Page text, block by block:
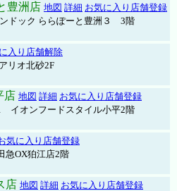
豊洲店 地図 詳細 お気に入り店舗登録
ドック ららぽーと豊洲３ 3階
入り店舗解除
リオ北砂2F
店 地図 詳細 お気に入り店舗登録
イオンフードスタイル小平2階
気に入り店舗登録
急OX狛江店2階
店 地図 詳細 お気に入り店舗登録